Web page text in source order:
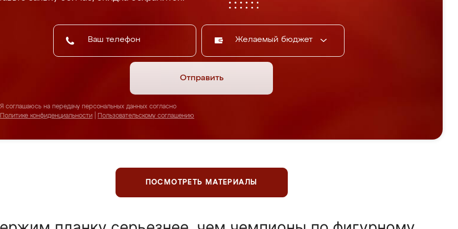
Желаемый бюджет
Отправить
Я соглашаюсь на передачу персональных данных согласно
Политике конфиденциальности
Пользовательскому соглашению
ПОСМОТРЕТЬ МАТЕРИАЛЫ